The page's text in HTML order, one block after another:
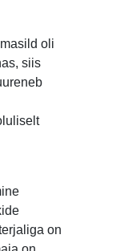
oli
siis
on